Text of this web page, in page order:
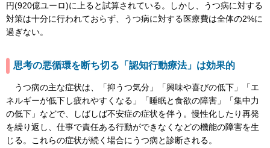
円(920億ユーロ)に上ると試算されている。しかし、うつ病に対する
対策は十分に行われておらず、うつ病に対する医療費は全体の2%に
過ぎない。
思考の悪循環を断ち切る「認知行動療法」は効果的
うつ病の主な症状は、「抑うつ気分」「興味や喜びの低下」「エ
ネルギーが低下し疲れやすくなる」「睡眠と食欲の障害」「集中力
の低下」などで、しばしば不安症の症状を伴う。慢性化したり再発
を繰り返し、仕事で責任ある行動ができなくなどの機能の障害を生
じる。これらの症状が続く場合にうつ病と診断される。